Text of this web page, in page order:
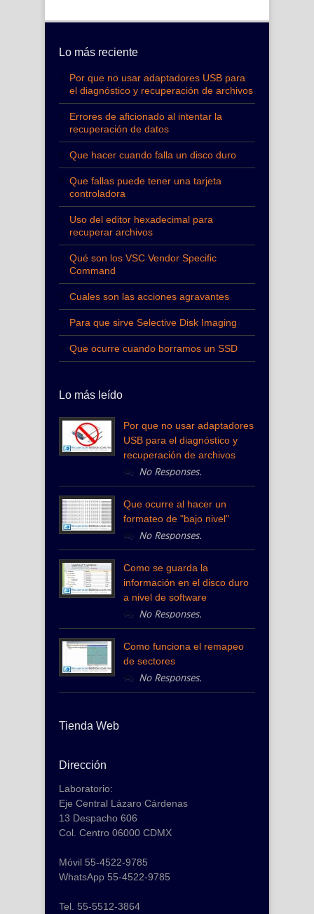
Lo más reciente
Por que no usar adaptadores USB para
el diagnóstico y recuperación de archivos
Errores de aficionado al intentar la
recuperación de datos
Que hacer cuando falla un disco duro
Que fallas puede tener una tarjeta
controladora
Uso del editor hexadecimal para
recuperar archivos
Qué son los VSC Vendor Specific
Command
Cuales son las acciones agravantes
Para que sirve Selective Disk Imaging
Que ocurre cuando borramos un SSD
Lo más leído
Por que no usar adaptadores
USB para el diagnóstico y
recuperación de archivos
No Responses.
Que ocurre al hacer un
formateo de "bajo nivel"
No Responses.
Como se guarda la
información en el disco duro
a nivel de software
No Responses.
Como funciona el remapeo
de sectores
No Responses.
Tienda Web
Dirección
Laboratorio:
Eje Central Lázaro Cárdenas
13 Despacho 606
Col. Centro 06000 CDMX
Móvil 55-4522-9785
WhatsApp 55-4522-9785
Tel. 55-5512-3864